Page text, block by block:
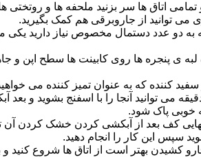
اتاق ها سر بزنید ملحفه ها و روتختی
توانید از جاروبرقی هم کمک بگیرید.
به دو عدد دستمال مخصوص نیاز
پنجره ها روی کابینت ها سطح اپن و
کننده که به عنوان تمیز کننده می
می توانید آنجا را با اسفنج بشوید و
خوبی پاک شود.
کف بعد از آبکشی کردن خشک کردن
سپس این کار را انجام دهید.
بهتر است از اتاق ها شروع کنید و